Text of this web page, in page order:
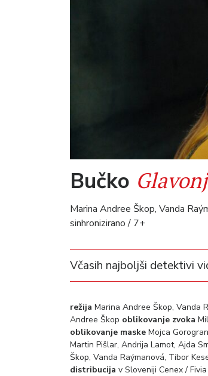
Bučko
Marina Andree Škop, Vanda
sinhronizirano / 7+
Včasih najboljši detektivi
režija Marina Andree Škop, Vanda
Andree Škop oblikovanje zvoka
oblikovanje maske Mojca
Martin Pišlar, Andrija Lamot, Ajda
Škop, Vanda Raýmanová, Tibor
distribucija v Sloveniji Cenex / Fivia